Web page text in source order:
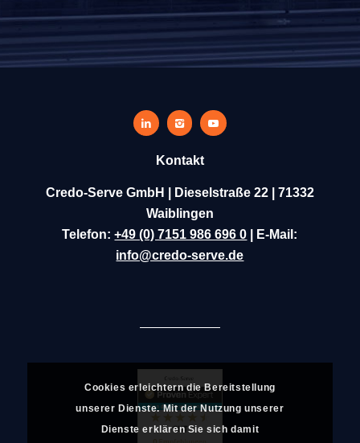
Kontakt
Credo-Serve GmbH | Dieselstraße 22 | 71332
Waiblingen
Telefon:+49 (0) 7151 986 696 0 | E-Mail:
info@credo-serve.de
Cookies erleichtern die Bereitstellung
unserer Dienste. Mit der Nutzung unserer
Dienste erklären Sie sich damit